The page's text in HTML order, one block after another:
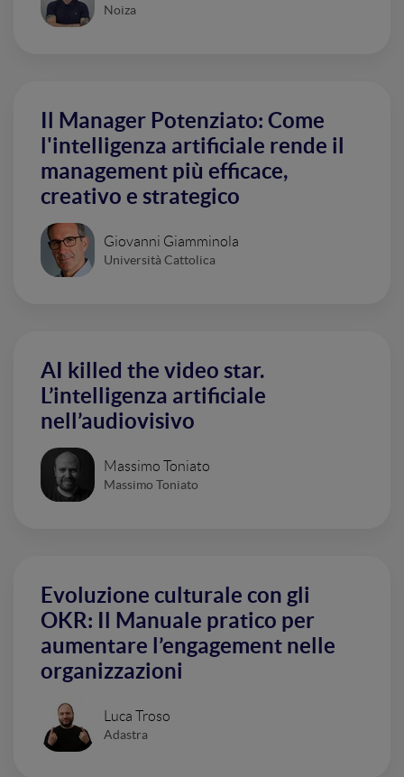
Noiza
Il Manager Potenziato: Come
l'intelligenza artificiale rende il
management più efficace,
creativo e strategico
Giovanni Giamminola
Università Cattolica
AI killed the video star.
L’intelligenza artificiale
nell’audiovisivo
Massimo Toniato
Massimo Toniato
Evoluzione culturale con gli
OKR: Il Manuale pratico per
aumentare l’engagement nelle
organizzazioni
Luca Troso
Adastra